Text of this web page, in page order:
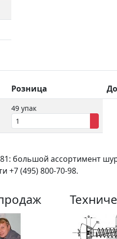
Розница
49 упак
большой ассортимент
+7 (495) 800-70-98.